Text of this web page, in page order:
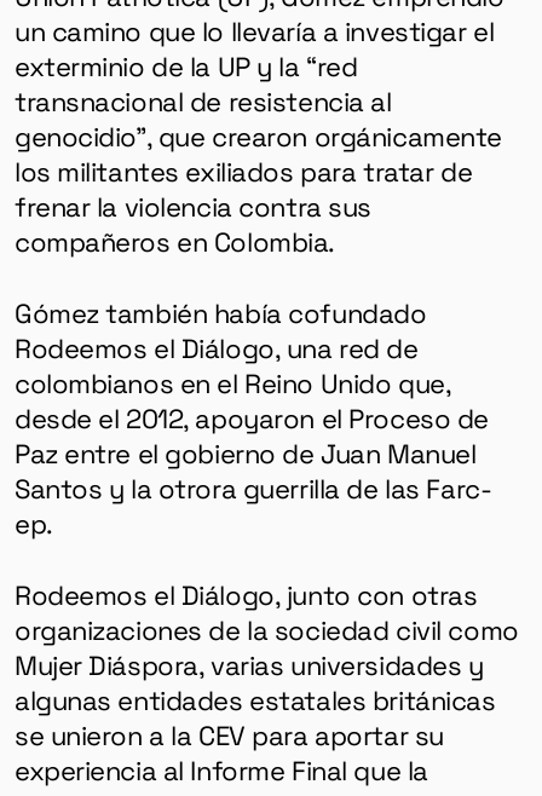
un camino que lo llevaría a investigar el
exterminio de la UP y la “red
transnacional de resistencia al
genocidio”, que crearon orgánicamente
los militantes exiliados para tratar de
frenar la violencia contra sus
compañeros en Colombia.
Gómez también había cofundado
Rodeemos el Diálogo, una red de
colombianos en el Reino Unido que,
desde el 2012, apoyaron el Proceso de
Paz entre el gobierno de Juan Manuel
Santos y la otrora guerrilla de las Farc-
ep.
Rodeemos el Diálogo, junto con otras
organizaciones de la sociedad civil como
Mujer Diáspora, varias universidades y
algunas entidades estatales británicas
se unieron a la CEV para aportar su
experiencia al Informe Final que la